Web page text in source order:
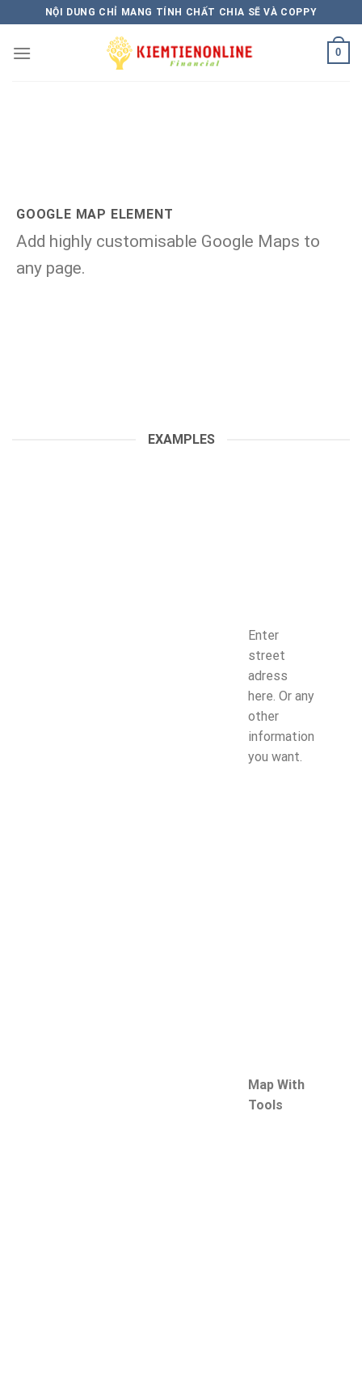
to
content
NỘI DUNG CHỈ MANG TÍNH CHẤT CHIA SẼ VÀ COPPY
0
GOOGLE MAP ELEMENT
Add highly customisable Google Maps to
any page.
EXAMPLES
Enter
street
adress
here. Or any
other
information
you want.
Map With
Tools